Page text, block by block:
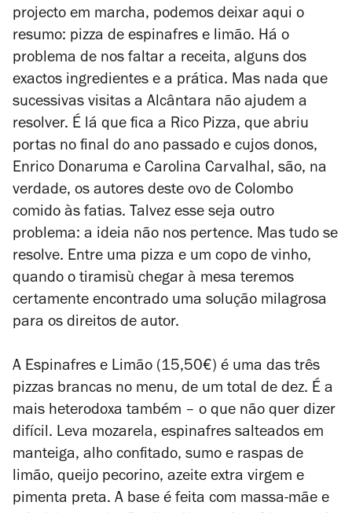
projecto em marcha, podemos deixar aqui o
resumo: pizza de espinafres e limão. Há o
problema de nos faltar a receita, alguns dos
exactos ingredientes e a prática. Mas nada que
sucessivas visitas a Alcântara não ajudem a
resolver. É lá que fica a Rico Pizza, que abriu
portas no final do ano passado e cujos donos,
Enrico Donaruma e Carolina Carvalhal, são, na
verdade, os autores deste ovo de Colombo
comido às fatias. Talvez esse seja outro
problema: a ideia não nos pertence. Mas tudo se
resolve. Entre uma pizza e um copo de vinho,
quando o tiramisù chegar à mesa teremos
certamente encontrado uma solução milagrosa
para os direitos de autor.
A Espinafres e Limão (15,50€) é uma das três
pizzas brancas no menu, de um total de dez. É a
mais heterodoxa também – o que não quer dizer
difícil. Leva mozarela, espinafres salteados em
manteiga, alho confitado, sumo e raspas de
limão, queijo pecorino, azeite extra virgem e
pimenta preta. A base é feita com massa-mãe e